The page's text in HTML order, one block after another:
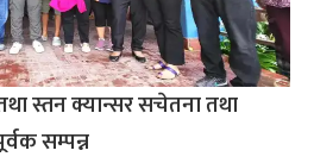
स्तन क्यान्सर सचेतना तथा
सम्पन्न